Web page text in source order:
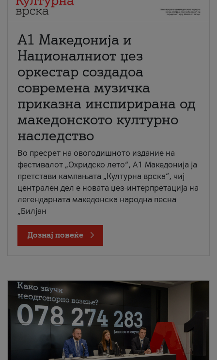
А1 Македонија и
Националниот џез
оркестар создадоа
современа музичка
приказна инспирирана од
македонското културно
наследство
Во пресрет на овогодишното издание на
фестивалот „Охридско лето“, А1 Македонија ја
претстави кампањата „Културна врска“, чиј
централен дел е новата џез-интерпретација на
легендарната македонска народна песна
„Билјан
Дознај повеќе